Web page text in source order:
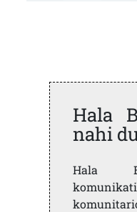
Hala
nahi
Hala